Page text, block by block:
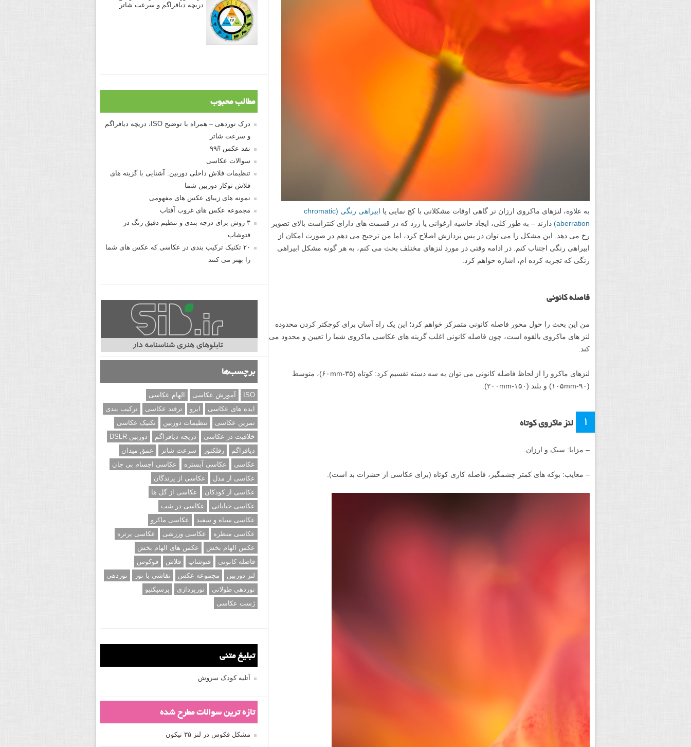
به علاوه، لنزهای ماکروی ارزان تر گاهی اوقات مشکلاتی با کج نمایی یا
ابیراهی رنگی (chromatic
aberration) دارند – به طور کلی، ایجاد حاشیه ارغوانی یا زرد که در قسمت های دارای کنتراست بالای تصویر
رخ می دهد. این مشکل را می توان در پس پردازش اصلاح کرد، اما من ترجیح می دهم در صورت امکان از
ابیراهی رنگی اجتناب کنم. در ادامه وقتی در مورد لنزهای مختلف بحث می کنم، به هر گونه مشکل ابیراهی
رنگی که تجربه کرده ام، اشاره خواهم کرد.
فاصله کانونی
من این بحث را حول محور فاصله کانونی متمرکز خواهم کرد؛ این یک راه آسان برای کوچکتر کردن محدوده
لنز های ماکروی بالقوه است، چون فاصله کانونی اغلب گزینه های عکاسی ماکروی شما را تعیین و محدود می
کند.
لنزهای ماکرو را از لحاظ فاصله کانونی می توان به سه دسته تقسیم کرد: کوتاه (۳۵-۶۰mm)، متوسط
(۹۰-۱۰۵mm) و بلند (۱۵۰-۲۰۰mm).
1 لنز ماکروی کوتاه
– مزایا: سبک و ارزان.
– معایب: بوکه های کمتر چشمگیر، فاصله کاری کوتاه (برای عکاسی از حشرات بد است).
دریچه دیافراگم و سرعت شاتر
مطالب محبوب
درک نوردهی – همراه با توضیح ISO، دریچه دیافراگم
و سرعت شاتر
نقد عکس #۹۹
سوالات عکاسی
تنظیمات فلاش داخلی دوربین: آشنایی با گزینه های
فلاش توکار دوربین شما
نمونه های زیبای عکس های مفهومی
مجموعه عکس های غروب آفتاب
۳ روش برای درجه بندی و تنظیم دقیق رنگ در
فتوشاپ
۲۰ تکنیک ترکیب بندی در عکاسی که عکس های شما
را بهتر می کنند
برچسب‌ها
ISO آموزش عکاسی
الهام عکاسی
ایده های عکاسی
ایزو ترفند عکاسی
ترکیب بندی
تمرین عکاسی
تنظیمات دوربین
تکنیک عکاسی
خلاقیت در عکاسی
دریچه دیافراگم
دوربین DSLR
دیافراگم
رفلکتور سرعت شاتر
عمق میدان
عکاسی
عکاسی آبستره
عکاسی اجسام بی جان
عکاسی از مدل
عکاسی از پرندگان
عکاسی از کودکان
عکاسی از گل ها
عکاسی خیابانی
عکاسی در شب
عکاسی سیاه و سفید
عکاسی ماکرو
عکاسی منظره
عکاسی ورزشی
عکاسی پرتره
عکس الهام بخش
عکس های الهام بخش
فاصله کانونی
فتوشاپ فلاش
فوکوس
لنز دوربین
مجموعه عکس نقاشی با نور
نوردهی
نوردهی طولانی
نورپردازی
پرسپکتیو
ژست عکاسی
تبلیغ متنی
آتلیه کودک سروش
تازه ترین سوالات مطرح شده
مشکل فکوس در لنز ۳۵ نیکون